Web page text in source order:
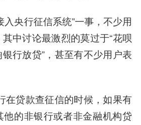
入央行征信系统”一事，不少用
中讨论最激烈的莫过于“花呗
行放贷”，甚至有不少用户表
在贷款查征信的时候，如果有
的非银行或者非金融机构贷